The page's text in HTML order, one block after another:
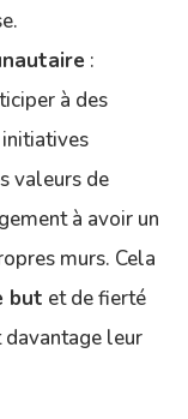
:
à des
valeurs de
à avoir un
murs. Cela
but et de fierté
leur